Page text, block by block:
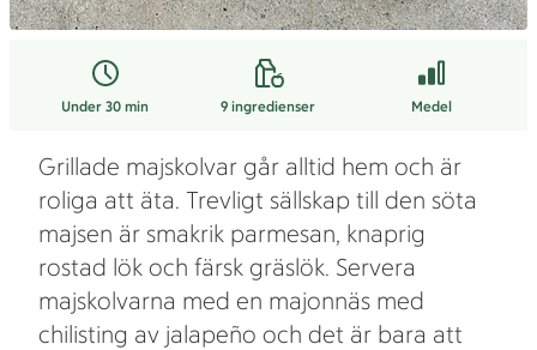
Under 30 min 9ingredienser Medel
Grillade majskolvar går alltid hem och är
roliga att äta. Trevligt sällskap till den söta
majsen är smakrik parmesan, knaprig
rostad lök och färsk gräslök. Servera
majskolvarna med en majonnäs med
chilisting av jalapeño och det är bara att